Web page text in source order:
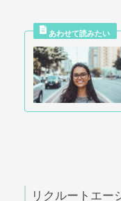
リクルートエー